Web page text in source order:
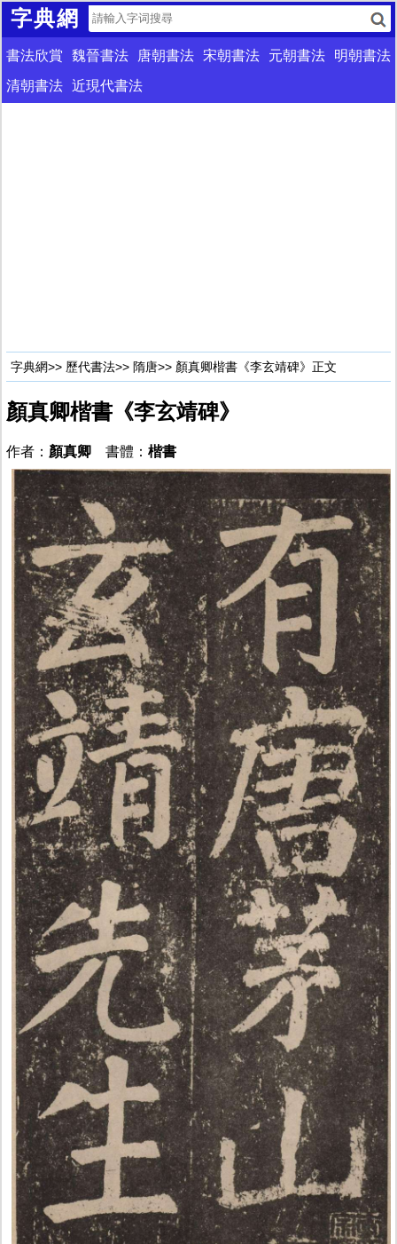
字典網
書法欣賞 魏晉書法 唐朝書法 宋朝書法 元朝書法
明朝書法
清朝書法 近現代書法
字典網>> 歷代書法>> 隋唐>> 顏真卿楷書《李玄靖碑》正文
顏真卿楷書《李玄靖碑》
作者： 顏真卿 書體： 楷書